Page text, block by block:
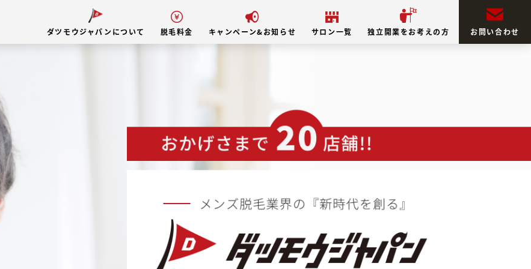
ダツモウジャパンについて 脱毛料金 キャンペーン&お知らせ サロン一覧 独立開業をお考えの方 お問い合わせ